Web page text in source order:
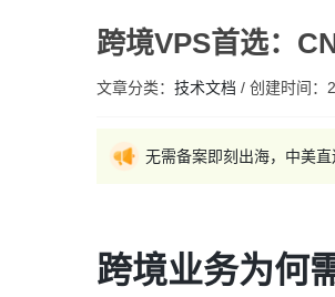
跨境VPS首选：
文章分类： 技术文档 / 创建时间：
无需备案即刻出海，中美
跨境业务为何